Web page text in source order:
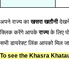
अपने राज्य काखसरा खतौनीदेखने
क्लिक करेंगे आपकेराज्यके लिए
सभी डायरेक्ट लिंक आपको मिल
To see the Khasra